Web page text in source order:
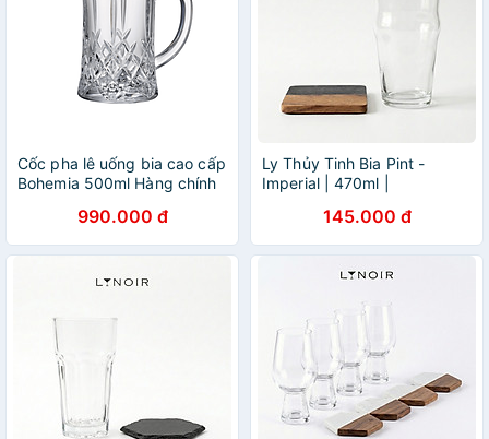
Cốc pha lê uống bia cao cấp
Bohemia 500ml Hàng chính
990.000 đ
Ly Thủy Tinh Bia Pint -
Imperial | 470ml |
145.000 đ